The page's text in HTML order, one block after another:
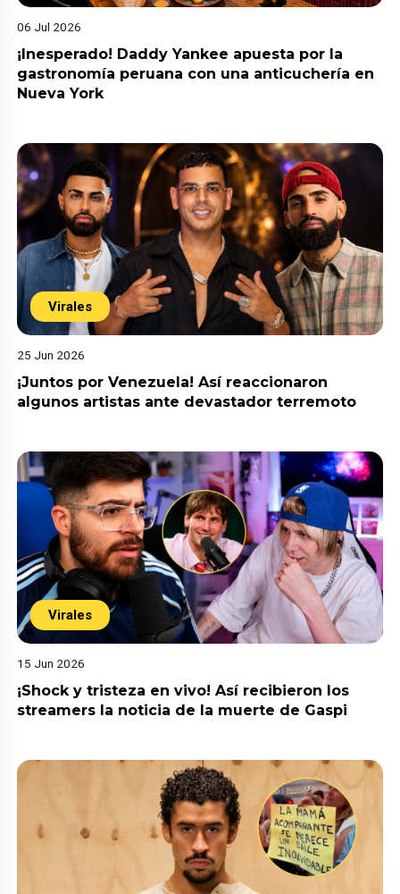
06 Jul 2026
¡Inesperado! Daddy Yankee apuesta por la
gastronomía peruana con una anticuchería en
Nueva York
Virales
25 Jun 2026
¡Juntos por Venezuela! Así reaccionaron
algunos artistas ante devastador terremoto
Virales
15 Jun 2026
¡Shock y tristeza en vivo! Así recibieron los
streamers la noticia de la muerte de Gaspi